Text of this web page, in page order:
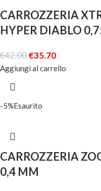
CARROZZERIA
HYPER DIABLO
€42.00€35.70
Aggiungi al carrello
-5%Esaurito
CARROZZERIA
0,4 MM